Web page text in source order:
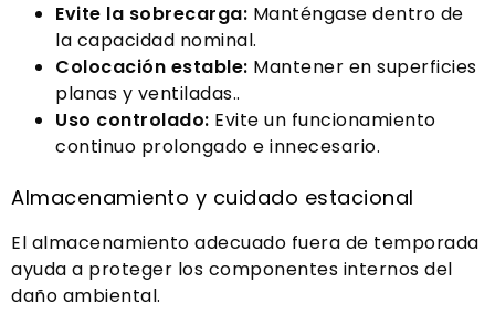
Evite la sobrecarga: Manténgase dentro de
la capacidad nominal.
Colocación estable: Mantener en superficies
planas y ventiladas..
Uso controlado: Evite un funcionamiento
continuo prolongado e innecesario.
Almacenamiento y cuidado estacional
El almacenamiento adecuado fuera de temporada
ayuda a proteger los componentes internos del
daño ambiental.